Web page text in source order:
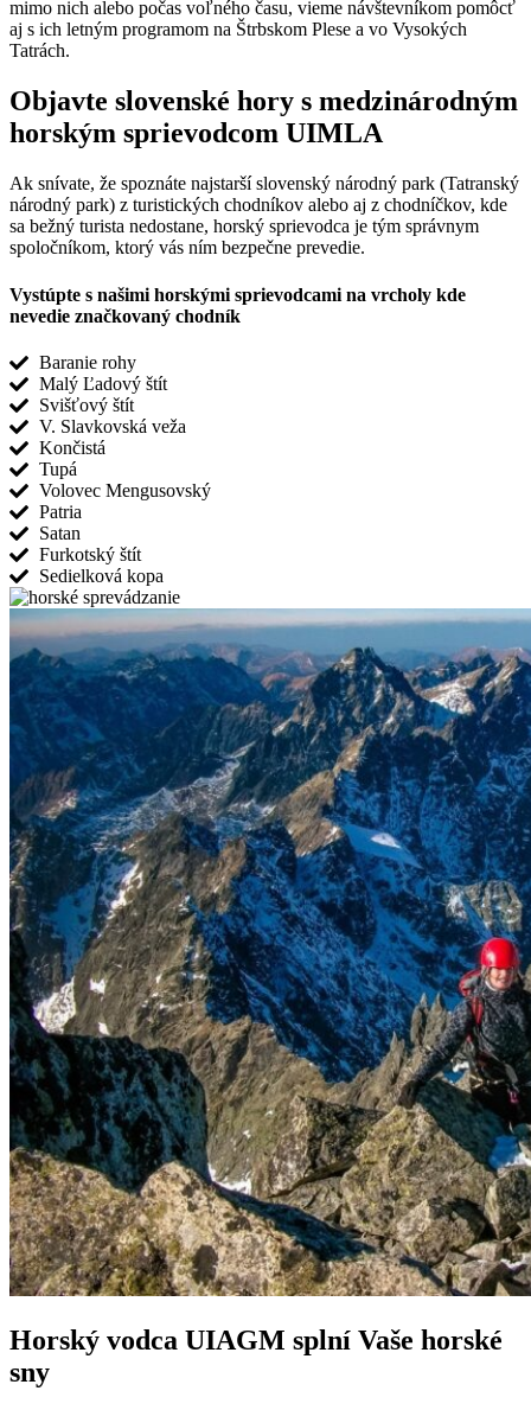
mimo nich alebo počas voľného času, vieme návštevníkom pomôcť
aj s ich letným programom na Štrbskom Plese a vo Vysokých
Tatrách.
Objavte slovenské hory s medzinárodným
horským sprievodcom UIMLA
Ak snívate, že spoznáte najstarší slovenský národný park (Tatranský
národný park) z turistických chodníkov alebo aj z chodníčkov, kde
sa bežný turista nedostane, horský sprievodca je tým správnym
spoločníkom, ktorý vás ním bezpečne prevedie.
Vystúpte s našimi horskými sprievodcami na vrcholy kde
nevedie značkovaný chodník
Baranie rohy
Malý Ľadový štít
Svišťový štít
V. Slavkovská veža
Končistá
Tupá
Volovec Mengusovský
Patria
Satan
Furkotský štít
Sedielková kopa
Horský vodca UIAGM splní Vaše horské
sny